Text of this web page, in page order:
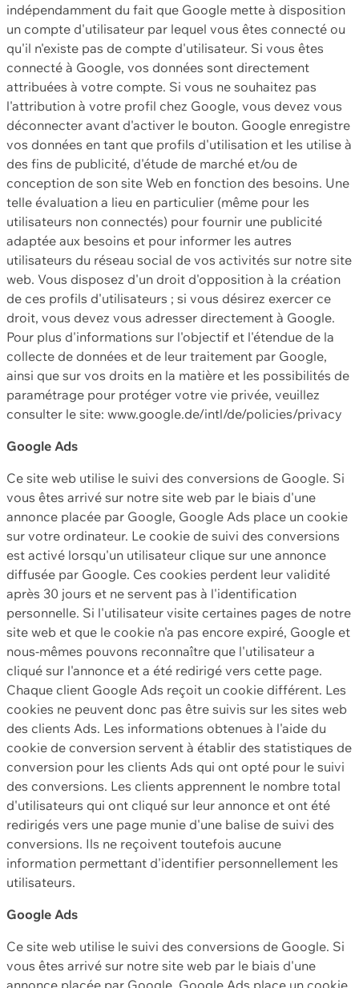
indépendamment du fait que Google mette à disposition
un compte d'utilisateur par lequel vous êtes connecté ou
qu'il n'existe pas de compte d'utilisateur. Si vous êtes
connecté à Google, vos données sont directement
attribuées à votre compte. Si vous ne souhaitez pas
l'attribution à votre profil chez Google, vous devez vous
déconnecter avant d'activer le bouton. Google enregistre
vos données en tant que profils d'utilisation et les utilise à
des fins de publicité, d'étude de marché et/ou de
conception de son site Web en fonction des besoins. Une
telle évaluation a lieu en particulier (même pour les
utilisateurs non connectés) pour fournir une publicité
adaptée aux besoins et pour informer les autres
utilisateurs du réseau social de vos activités sur notre site
web. Vous disposez d'un droit d'opposition à la création
de ces profils d'utilisateurs ; si vous désirez exercer ce
droit, vous devez vous adresser directement à Google.
Pour plus d'informations sur l'objectif et l'étendue de la
collecte de données et de leur traitement par Google,
ainsi que sur vos droits en la matière et les possibilités de
paramétrage pour protéger votre vie privée, veuillez
consulter le site: www.google.de/intl/de/policies/privacy
Google Ads
Ce site web utilise le suivi des conversions de Google. Si
vous êtes arrivé sur notre site web par le biais d'une
annonce placée par Google, Google Ads place un cookie
sur votre ordinateur. Le cookie de suivi des conversions
est activé lorsqu'un utilisateur clique sur une annonce
diffusée par Google. Ces cookies perdent leur validité
après 30 jours et ne servent pas à l'identification
personnelle. Si l'utilisateur visite certaines pages de notre
site web et que le cookie n'a pas encore expiré, Google et
nous-mêmes pouvons reconnaître que l'utilisateur a
cliqué sur l'annonce et a été redirigé vers cette page.
Chaque client Google Ads reçoit un cookie différent. Les
cookies ne peuvent donc pas être suivis sur les sites web
des clients Ads. Les informations obtenues à l'aide du
cookie de conversion servent à établir des statistiques de
conversion pour les clients Ads qui ont opté pour le suivi
des conversions. Les clients apprennent le nombre total
d'utilisateurs qui ont cliqué sur leur annonce et ont été
redirigés vers une page munie d'une balise de suivi des
conversions. Ils ne reçoivent toutefois aucune
information permettant d'identifier personnellement les
utilisateurs.
Google Ads
Ce site web utilise le suivi des conversions de Google. Si
vous êtes arrivé sur notre site web par le biais d'une